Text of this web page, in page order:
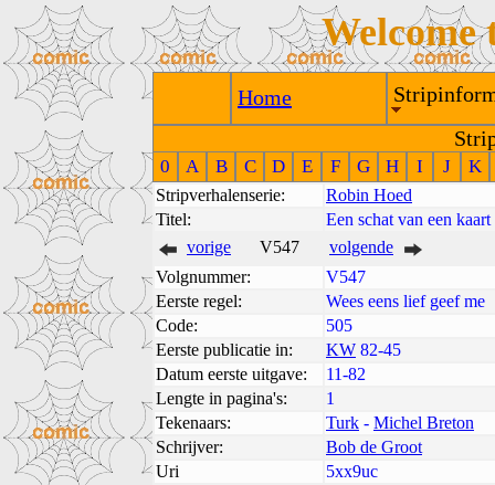
Welcome
Home
0 A B C D E F G H I J K
Stripverhalenserie:
Robin Hoed
Titel:
Een schat van een kaart
vorige
V547
volgende
Volgnummer:
V547
Eerste regel:
Wees eens lief geef me
Code:
505
Eerste publicatie in:
KW 82-45
Datum eerste uitgave:
11-82
Lengte in pagina's:
1
Tekenaars:
Turk - Michel Breton
Schrijver:
Bob de Groot
Uri
5xx9uc